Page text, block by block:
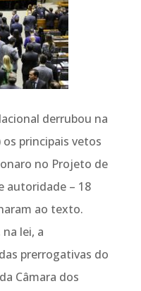
derrubou na
principais vetos
no Projeto de
autoridade – 18
ao texto.
lei, a
prerrogativas do
Câmara dos